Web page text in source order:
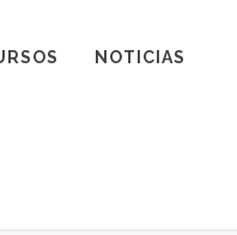
NOTICIAS